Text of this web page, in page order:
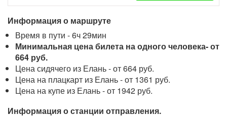
Информация о маршруте
Время в пути - 6ч 29мин
Минимальная цена билета на одного человека- от
664 руб.
Цена сидячего из Елань - от 664 руб.
Цена на плацкарт из Елань - от 1361 руб.
Цена на купе из Елань - от 1942 руб.
Информация о станции отправления.